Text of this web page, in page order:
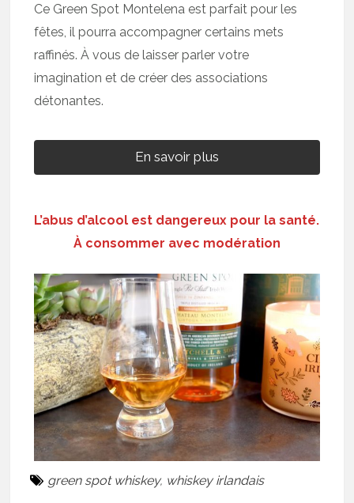
Ce Green Spot Montelena est parfait pour les
fêtes, il pourra accompagner certains mets
raffinés. À vous de laisser parler votre
imagination et de créer des associations
détonantes.
En savoir plus
L’abus d’alcool est dangereux pour la santé.
À consommer avec modération
green spot whiskey, whiskey irlandais